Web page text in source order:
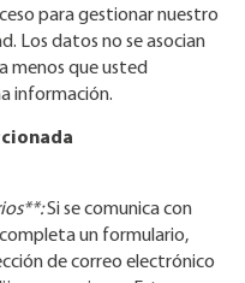
para gestionar nuestro
Los datos no se asocian
menos que usted
información.
Si se comunica con
un formulario,
de correo electrónico